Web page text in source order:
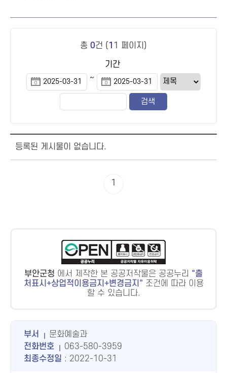
총 0건 ( 1 1 페이지)
기간
~
등록된 게시물이 없습니다.
1
부안군청 에서 제작한 본 공공저작물은 공공누리
출
처표시+상업적이용금지+변경금지
조건에 따라 이용
할 수 있습니다.
부서
문화예술과
전화번호
063-580-3959
최종수정일 : 2022-10-31